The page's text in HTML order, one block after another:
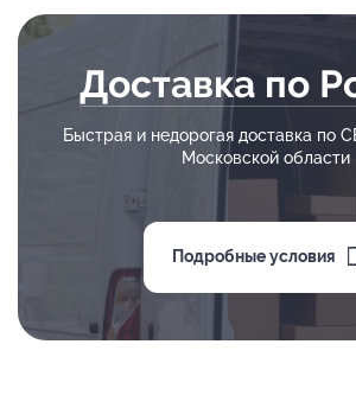
Доставка по
Быстрая и недорогая доставка по
Московской области
Подробные условия